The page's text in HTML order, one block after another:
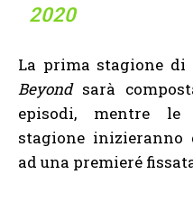
2020
La prima stagione di
Beyond sarà
episodi, mentre le
stagione inizieranno
ad una premieré